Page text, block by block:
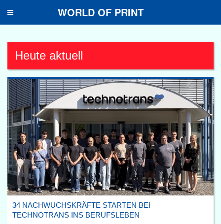
Toggle
WORLD OF PRINT
Heute aktuell
34 NACHWUCHSKRÄFTE STARTEN BEI
TECHNOTRANS INS BERUFSLEBEN